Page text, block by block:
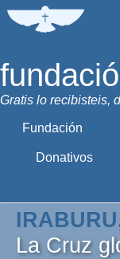
Gratis lo recibisteis,
Fundación
Donativos
La Cruz